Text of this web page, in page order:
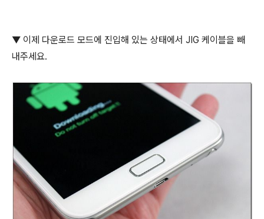
▼ 이제 다운로드 모드에 진입해 있는 상태에서 JIG 케이블을 빼
내주세요.